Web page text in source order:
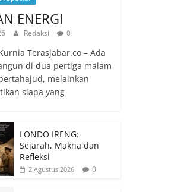
ENERGI
Redaksi 0
Terasjabar.co – Ada
di dua pertiga malam
melainkan
siapa yang
LONDO IRENG:
Sejarah, Makna dan
Refleksi
2 Agustus 2026 0